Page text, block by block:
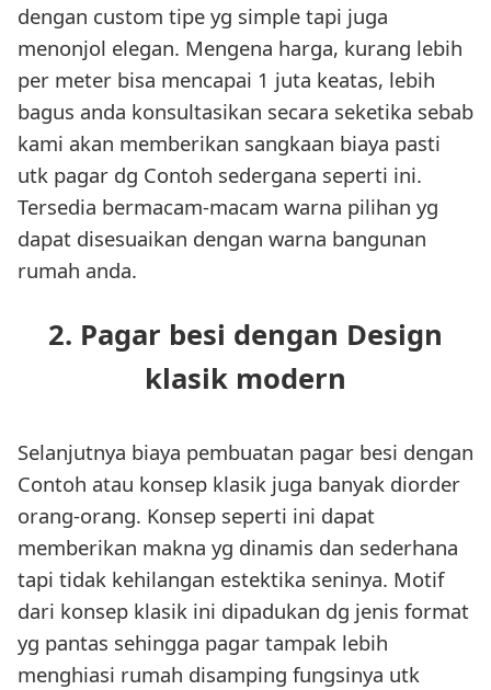
dengan custom tipe yg simple tapi juga
menonjol elegan. Mengena harga, kurang lebih
per meter bisa mencapai 1 juta keatas, lebih
bagus anda konsultasikan secara seketika sebab
kami akan memberikan sangkaan biaya pasti
utk pagar dg Contoh sedergana seperti ini.
Tersedia bermacam-macam warna pilihan yg
dapat disesuaikan dengan warna bangunan
rumah anda.
2. Pagar besi dengan Design
klasik modern
Selanjutnya biaya pembuatan pagar besi dengan
Contoh atau konsep klasik juga banyak diorder
orang-orang. Konsep seperti ini dapat
memberikan makna yg dinamis dan sederhana
tapi tidak kehilangan estektika seninya. Motif
dari konsep klasik ini dipadukan dg jenis format
yg pantas sehingga pagar tampak lebih
menghiasi rumah disamping fungsinya utk